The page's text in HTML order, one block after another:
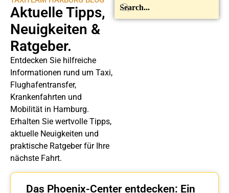
Aktuelle Tipps,
Neuigkeiten &
Ratgeber.
Entdecken Sie hilfreiche
Informationen rund um Taxi,
Flughafentransfer,
Krankenfahrten und
Mobilität in Hamburg.
Erhalten Sie wertvolle Tipps,
aktuelle Neuigkeiten und
praktische Ratgeber für Ihre
nächste Fahrt.
Das Phoenix-Center entdecken: Ein